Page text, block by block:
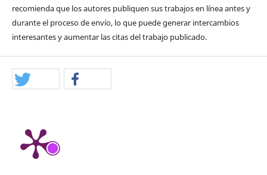
recomienda que los autores publiquen sus trabajos en línea antes y
durante el proceso de envío, lo que puede generar intercambios
interesantes y aumentar las citas del trabajo publicado.